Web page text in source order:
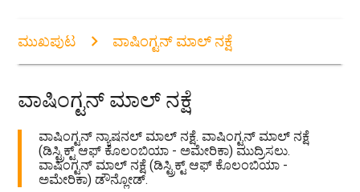
ಮುಖಪುಟ ವಾಷಿಂಗ್ಟನ್ ಮಾಲ್ ನಕ್ಷೆ
ವಾಷಿಂಗ್ಟನ್ ಮಾಲ್ ನಕ್ಷೆ
ವಾಷಿಂಗ್ಟನ್ ನ್ಯಾಷನಲ್ ಮಾಲ್ ನಕ್ಷೆ. ವಾಷಿಂಗ್ಟನ್ ಮಾಲ್ ನಕ್ಷೆ
(ಡಿಸ್ಟ್ರಿಕ್ಟ್ ಆಫ್ ಕೊಲಂಬಿಯಾ - ಅಮೇರಿಕಾ) ಮುದ್ರಿಸಲು.
ವಾಷಿಂಗ್ಟನ್ ಮಾಲ್ ನಕ್ಷೆ (ಡಿಸ್ಟ್ರಿಕ್ಟ್ ಆಫ್ ಕೊಲಂಬಿಯಾ -
ಅಮೇರಿಕಾ) ಡೌನ್ಲೋಡ್.